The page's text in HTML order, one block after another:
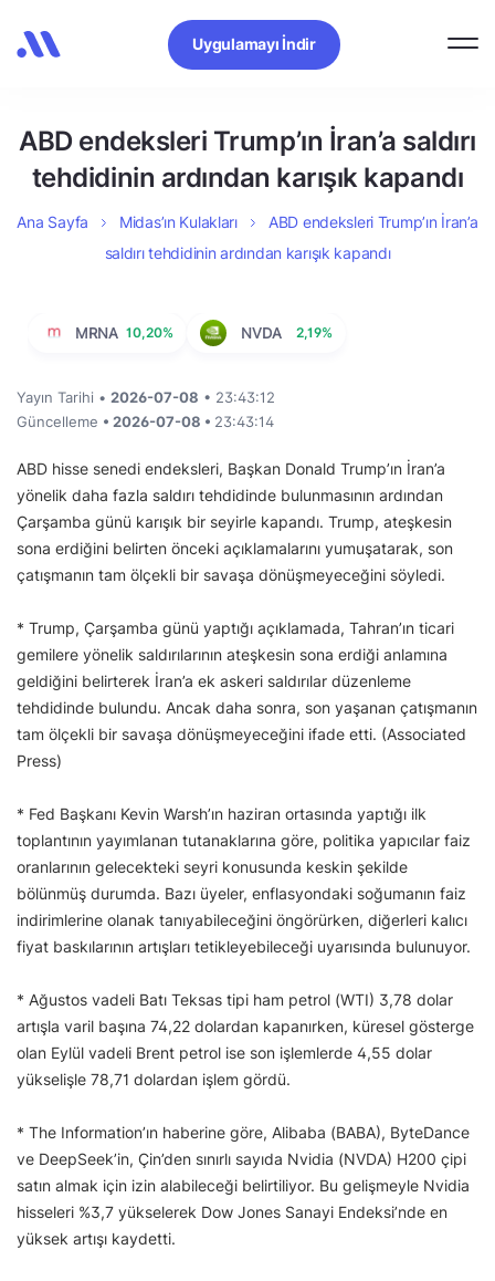
Uygulamayı İndir
ABD endeksleri Trump’ın İran’a saldırı
tehdidinin ardından karışık kapandı
Ana Sayfa Midas’ın Kulakları
ABD endeksleri Trump’ın İran’a
saldırı tehdidinin ardından karışık kapandı
MRNA 10,20% NVDA 2,19%
Yayın Tarihi • 2026-07-08 • 23:43:12
Güncelleme • 2026-07-08 • 23:43:14
ABD hisse senedi endeksleri, Başkan Donald Trump’ın İran’a
yönelik daha fazla saldırı tehdidinde bulunmasının ardından
Çarşamba günü karışık bir seyirle kapandı. Trump, ateşkesin
sona erdiğini belirten önceki açıklamalarını yumuşatarak, son
çatışmanın tam ölçekli bir savaşa dönüşmeyeceğini söyledi.
* Trump, Çarşamba günü yaptığı açıklamada, Tahran’ın ticari
gemilere yönelik saldırılarının ateşkesin sona erdiği anlamına
geldiğini belirterek İran’a ek askeri saldırılar düzenleme
tehdidinde bulundu. Ancak daha sonra, son yaşanan çatışmanın
tam ölçekli bir savaşa dönüşmeyeceğini ifade etti. (Associated
Press)
* Fed Başkanı Kevin Warsh’ın haziran ortasında yaptığı ilk
toplantının yayımlanan tutanaklarına göre, politika yapıcılar faiz
oranlarının gelecekteki seyri konusunda keskin şekilde
bölünmüş durumda. Bazı üyeler, enflasyondaki soğumanın faiz
indirimlerine olanak tanıyabileceğini öngörürken, diğerleri kalıcı
fiyat baskılarının artışları tetikleyebileceği uyarısında bulunuyor.
* Ağustos vadeli Batı Teksas tipi ham petrol (WTI) 3,78 dolar
artışla varil başına 74,22 dolardan kapanırken, küresel gösterge
olan Eylül vadeli Brent petrol ise son işlemlerde 4,55 dolar
yükselişle 78,71 dolardan işlem gördü.
* The Information’ın haberine göre, Alibaba (BABA), ByteDance
ve DeepSeek’in, Çin’den sınırlı sayıda Nvidia (NVDA) H200 çipi
satın almak için izin alabileceği belirtiliyor. Bu gelişmeyle Nvidia
hisseleri %3,7 yükselerek Dow Jones Sanayi Endeksi’nde en
yüksek artışı kaydetti.